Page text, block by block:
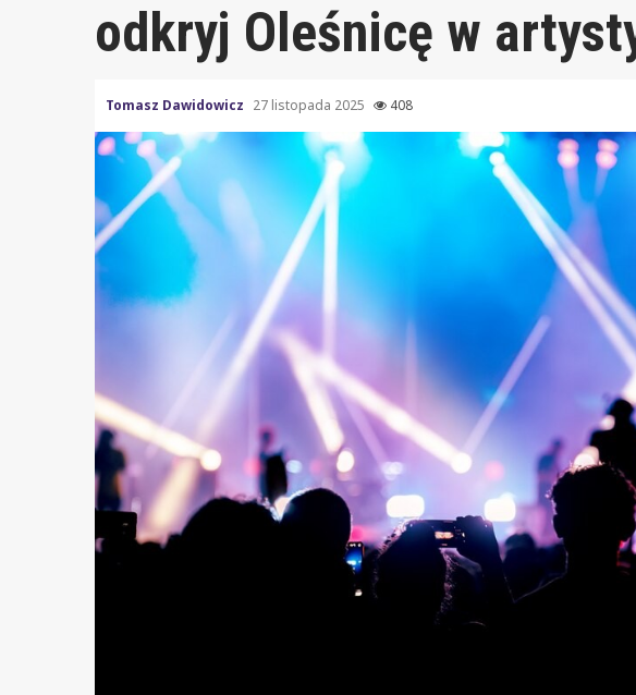
odkryj Oleśnicę w
Tomasz Dawidowicz 27 listopada 2025 408